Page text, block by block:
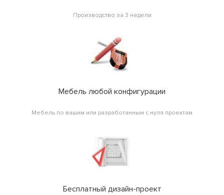
Производство за 3 недели
Мебель любой конфигурации
Мебель по вашим или разработанным с нуля проектам
Бесплатный дизайн-проект